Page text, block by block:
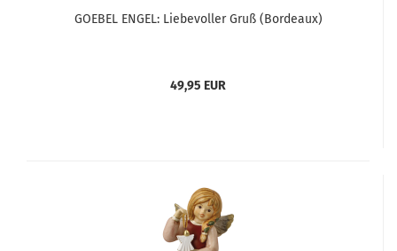
GOEBEL ENGEL: Liebevoller Gruß (Bordeaux)
49,95 EUR